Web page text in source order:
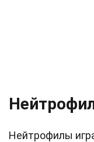
Нейтрофилы